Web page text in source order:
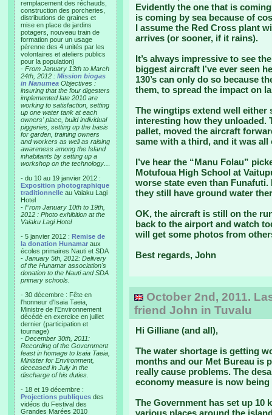
remplacement des réchauds,
construction des porcheries,
distributions de graines et
mise en place de jardins
potagers, nouveau train de
formation pour un usage
pérenne des 4 unités par les
volontaires et ateliers publics
pour la population)
- From January 13th to March
24th, 2012 : Mission biogas
in Nanumea Objectives :
insuring that the four digesters
implemented late 2010 are
working to satisfaction, setting
up one water tank at each
owners' place, build individual
piggeries, setting up the basis
for garden, training owners
and workers as well as raising
awareness among the Island
inhabitants by setting up a
workshop on the technology…
- du 10 au 19 janvier 2012 :
Exposition photographique
traditionnelle au Vaiaku Lagi
Hotel
- From January 10th to 19th,
2012 : Photo exhibition at the
Vaiaku Lagi Hotel
- 5 janvier 2012 : Remise de
la donation Hunamar aux
écoles primaires Nauti et SDA
- January 5th, 2012: Delivery
of the Hunamar association's
donation to the Nauti and SDA
primary schools.
- 30 décembre : Fête en
l'honneur d'Isaia Taeia,
Ministre de l'Environnement
décédé en exercice en juillet
dernier (participation et
tournage)
- December 30th, 2011:
Recording of the Government
feast in homage to Isaia Taeia,
Minister for Environment,
deceased in July in the
discharge of his duties.
- 18 et 19 décembre :
Projections publiques des
vidéos du Festival des
Grandes Marées 2010
Evidently the one that is
is coming by sea because of
I assume the Red Cross plant
arrives (or sooner, if it rains).
It’s always impressive to see
biggest aircraft I’ve ever seen
130’s can only do so because
them, to spread the impact on
The wingtips extend well either
interesting how they unloaded.
pallet, moved the aircraft
same with a third, and it was
I’ve hear the “Manu Folau”
Motufoua High School at
worse state even than
they still have ground water
OK, the aircraft is still on the
back to the airport and watch
will get some photos from
Best regards, John
October 2nd, 2011.
friend John in Tuvalu
Hi Gilliane (and all),
The water shortage is getting
months and our Met Bureau is
really cause problems. The
economy measure is now being
The Government has set up 10
various places around the